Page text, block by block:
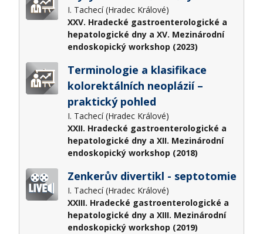
I. Tachecí (Hradec Králové)
XXV. Hradecké gastroenterologické a
hepatologické dny a XV. Mezinárodní
endoskopický workshop (2023)
Terminologie a klasifikace
kolorektálních neoplázií –
praktický pohled
I. Tachecí (Hradec Králové)
XXII. Hradecké gastroenterologické a
hepatologické dny a XII. Mezinárodní
endoskopický workshop (2018)
Zenkerův divertikl - septotomie
I. Tachecí (Hradec Králové)
XXIII. Hradecké gastroenterologické a
hepatologické dny a XIII. Mezinárodní
endoskopický workshop (2019)